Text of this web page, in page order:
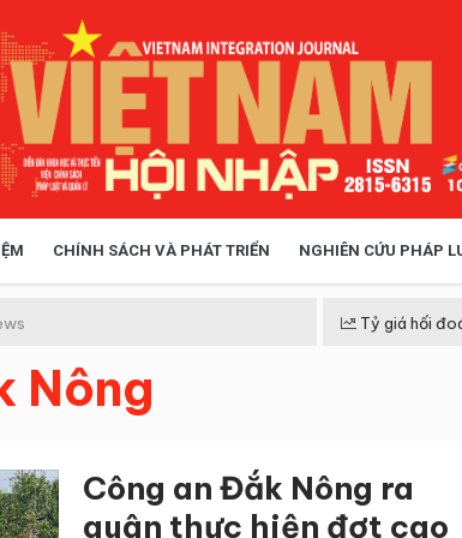
CHÍNH SÁCH VÀ PHÁT TRIỂN NGHIÊN CỨU PHÁP
Tỷ giá hối
Nông
Công an Đắk Nông ra
quân thực hiện đợt cao